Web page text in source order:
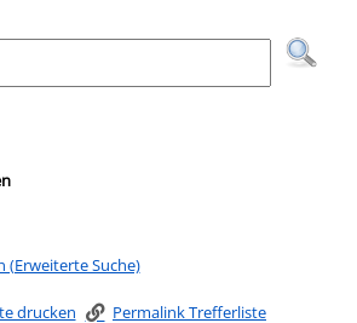
Medienart nach der Sie
(Erweiterte Suche)
drucken
Permalink Trefferliste